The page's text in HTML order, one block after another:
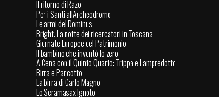
Il ritorno di Razo
Per i Santi all'Archeodromo
Le armi del Dominus
Bright. La notte dei ricercatori in Toscana
Giornate Europee del Patrimonio
Il bambino che inventò lo zero
A Cena con il Quinto Quarto: Trippa e Lampredotto
Birra e Pancotto
La birra di Carlo Magno
Lo Scramasax Ignoto